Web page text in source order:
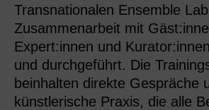
Transnationalen Ensemble
Zusammenarbeit mit
Expert:innen und
und durchgeführt. Die
beinhalten direkte Gespräche
künstlerische Praxis, die alle